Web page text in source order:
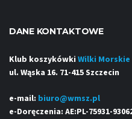
DANE KONTAKTOWE
Klub koszykówki Wilki Morskie
ul. Wąska 16. 71-415 Szczecin
e-mail: biuro@wmsz.pl
e-Doręczenia: AE:PL-75931-